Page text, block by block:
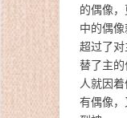
的偶像
中的偶
超过了
替了主
人就因
有偶像